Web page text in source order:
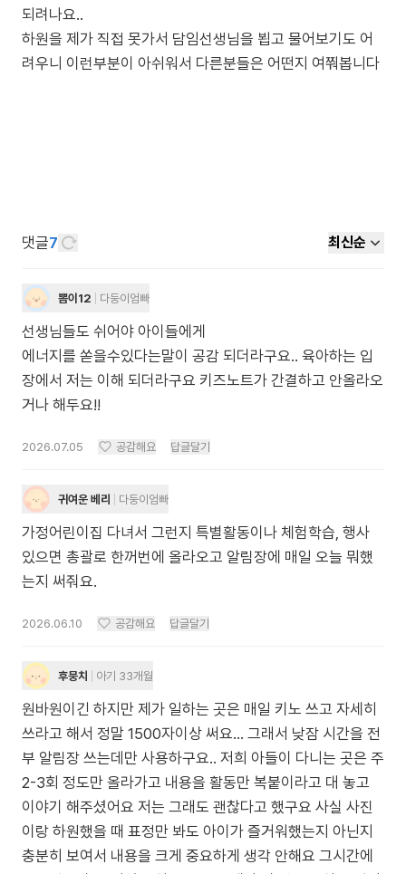
되려나요..
하원을 제가 직접 못가서 담임선생님을 뵙고 물어보기도 어
댓글7 최신순
뽐이12 다둥이엄빠
선생님들도 쉬어야 아이들에게
에너지를 쏟을수있다는말이 공감 되더라구요.. 육아하는 입
장에서 저는 이해 되더라구요 키즈노트가 간결하고 안올라오
거나 해두요!!
2026.07.05 공감해요 답글달기
귀여운 베리 다둥이엄빠
가정어린이집 다녀서 그런지 특별활동이나 체험학습, 행사
있으면 총괄로 한꺼번에 올라오고 알림장에 매일 오늘 뭐했
는지 써줘요.
2026.06.10 공감해요 답글달기
후뭉치 아기 33개월
원바원이긴 하지만 제가 일하는 곳은 매일 키노 쓰고 자세히
쓰라고 해서 정말 1500자이상 써요... 그래서 낮잠 시간을 전
부 알림장 쓰는데만 사용하구요.. 저희 아들이 다니는 곳은 주
2-3회 정도만 올라가고 내용을 활동만 복붙이라고 대 놓고
이야기 해주셨어요 저는 그래도 괜찮다고 했구요 사실 사진
이랑 하원했을 때 표정만 봐도 아이가 즐거워했는지 아닌지
충분히 보여서 내용을 크게 중요하게 생각 안해요 그시간에